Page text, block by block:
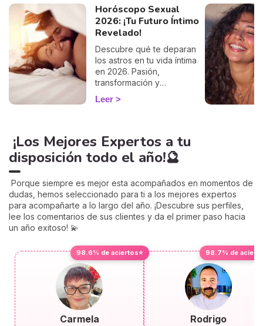
Horóscopo Sexual
2026: ¡Tu Futuro Íntimo
Revelado!
Descubre qué te deparan
los astros en tu vida íntima
en 2026. Pasión,
transformación y
autenticidad para cada
signo. ¡Tu año más intenso!
Leer
¡Los Mejores Expertos a tu
disposición todo el año!🔮
Porque siempre es mejor esta acompañados en momentos de
dudas, hemos seleccionado para ti a los mejores expertos
para acompañarte a lo largo del año. ¡Descubre sus perfiles,
lee los comentarios de sus clientes y da el primer paso hacia
un año exitoso! 💫
98.6% de aciertos⭐
Carmela
98.7% de
Rodrigo